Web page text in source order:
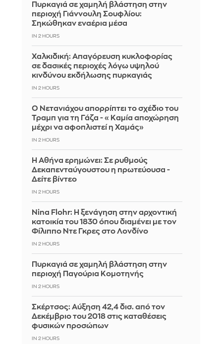
Πυρκαγιά σε χαμηλή βλάστηση στην
περιοχή Γιάννουλη Σουφλίου:
Σηκώθηκαν εναέρια μέσα
IN 2 HOURS
Χαλκιδική: Απαγόρευση κυκλοφορίας
σε δασικές περιοχές λόγω υψηλού
κινδύνου εκδήλωσης πυρκαγιάς
IN 2 HOURS
Ο Νετανιάχου απορρίπτει το σχέδιο του
Τραμπ για τη Γάζα - «Καμία αποχώρηση
μέχρι να αφοπλιστεί η Χαμάς»
IN 2 HOURS
Η Αθήνα ερημώνει: Σε ρυθμούς
Δεκαπενταύγουστου η πρωτεύουσα -
Δείτε βίντεο
IN 2 HOURS
Nina Flohr: Η ξενάγηση στην αρχοντική
κατοικία του 1830 όπου διαμένει με τον
Φίλιππο Ντε Γκρες στο Λονδίνο
IN 2 HOURS
Πυρκαγιά σε χαμηλή βλάστηση στην
περιοχή Παγούρια Κομοτηνής
IN 2 HOURS
Σκέρτσος: Αύξηση 42,4 δισ. από τον
Δεκέμβριο του 2018 στις καταθέσεις
φυσικών προσώπων
IN 2 HOURS